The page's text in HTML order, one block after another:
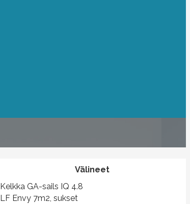
Välineet
Kelkka GA-sails IQ 4.8
LF Envy 7m2, sukset